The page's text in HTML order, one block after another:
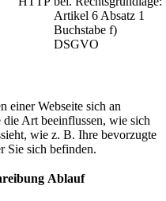
Artikel 6 Absatz 1
Buchstabe f)
DSGVO
einer Webseite sich an
Art beeinflussen, wie sich
wie z. B. Ihre bevorzugte
Sie sich befinden.
Ablauf